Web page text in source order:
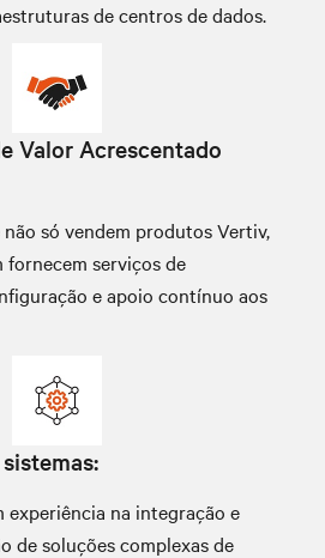
de centros de dados.
Valor Acrescentado
não só vendem produtos Vertiv,
fornecem serviços de
e apoio contínuo aos
experiência na integração e
de soluções complexas de